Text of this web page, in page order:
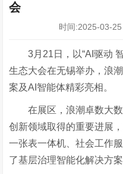
会
时间:2025-03-
3月21 日，以“A I驱动
生态大会在无锡举办，浪
案及A I智能体精彩亮相。
在展区，浪潮卓数大
创新领域取得的重要进展
一张表一体机、社会工作
了基层治理智能化解决方